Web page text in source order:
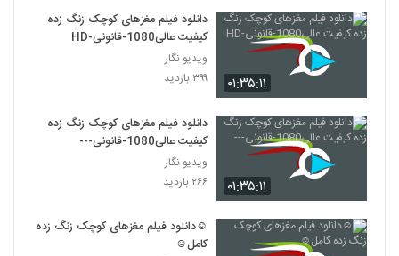
۰۱:۳۵:۱۱
دانلود فیلم مغزهای کوچک زنگ زده
کیفیت عالی1080-قانونی-HD
ویدیو نگار
۳۹۹ بازدید
۰۱:۳۵:۱۱
دانلود فیلم مغزهای کوچک زنگ زده
کیفیت عالی1080-قانونی---
ویدیو نگار
۲۶۶ بازدید
☺دانلود فیلم مغزهای کوچک زنگ زده
کامل☺